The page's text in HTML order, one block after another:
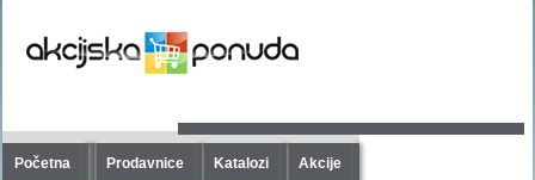
Početna Prodavnice Katalozi Akcije